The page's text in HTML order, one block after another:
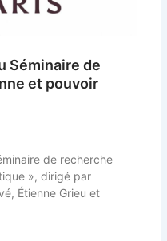
Séminaire de
et pouvoir
de recherche
», dirigé par
Étienne Grieu et